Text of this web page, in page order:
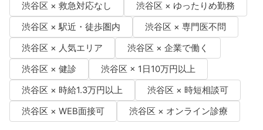
渋谷区 × 救急対応なし
渋谷区 × ゆったりめ勤務
渋谷区 × 駅近・徒歩圏内
渋谷区 × 専門医不問
渋谷区 × 人気エリア
渋谷区 × 企業で働く
渋谷区 × 健診
渋谷区 × 1日10万円以上
渋谷区 × 時給1.3万円以上
渋谷区 × 時短相談可
渋谷区 × WEB面接可
渋谷区 × オンライン診療